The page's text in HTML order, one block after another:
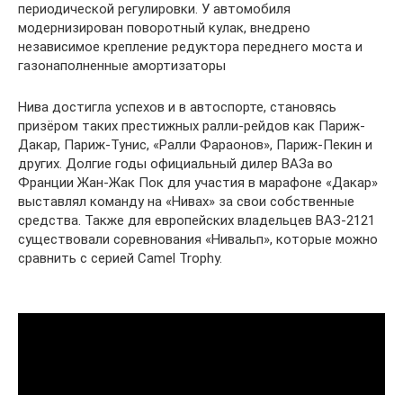
периодической регулировки. У автомобиля
модернизирован поворотный кулак, внедрено
независимое крепление редуктора переднего моста и
газонаполненные амортизаторы
Нива достигла успехов и в автоспорте, становясь
призёром таких престижных ралли-рейдов как Париж-
Дакар, Париж-Тунис, «Ралли Фараонов», Париж-Пекин и
других. Долгие годы официальный дилер ВАЗа во
Франции Жан-Жак Пок для участия в марафоне «Дакар»
выставлял команду на «Нивах» за свои собственные
средства. Также для европейских владельцев ВАЗ-2121
существовали соревнования «Нивальп», которые можно
сравнить с серией Camel Trophy.